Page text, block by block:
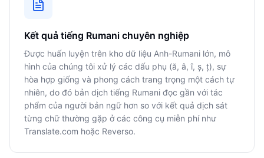
Kết quả tiếng Rumani chuyên nghiệp
Được huấn luyện trên kho dữ liệu Anh-Rumani lớn, mô
hình của chúng tôi xử lý các dấu phụ (ă, â, î, ș, ț), sự
hòa hợp giống và phong cách trang trọng một cách tự
nhiên, do đó bản dịch tiếng Rumani đọc gần với tác
phẩm của người bản ngữ hơn so với kết quả dịch sát
từng chữ thường gặp ở các công cụ miễn phí như
Translate.com hoặc Reverso.